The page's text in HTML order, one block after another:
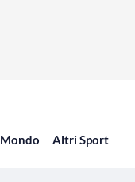
Mondo Altri Sport